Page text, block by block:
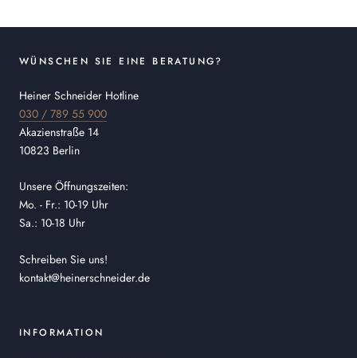
WÜNSCHEN SIE EINE BERATUNG?
Heiner Schneider Hotline
030 / 789 55 900
Akazienstraße 14
10823 Berlin
Unsere Öffnungszeiten:
Mo. - Fr.: 10-19 Uhr
Sa.: 10-18 Uhr
Schreiben Sie uns!
kontakt@heinerschneider.de
INFORMATION